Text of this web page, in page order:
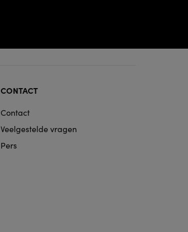
CONTACT
Contact
Veelgestelde vragen
Pers